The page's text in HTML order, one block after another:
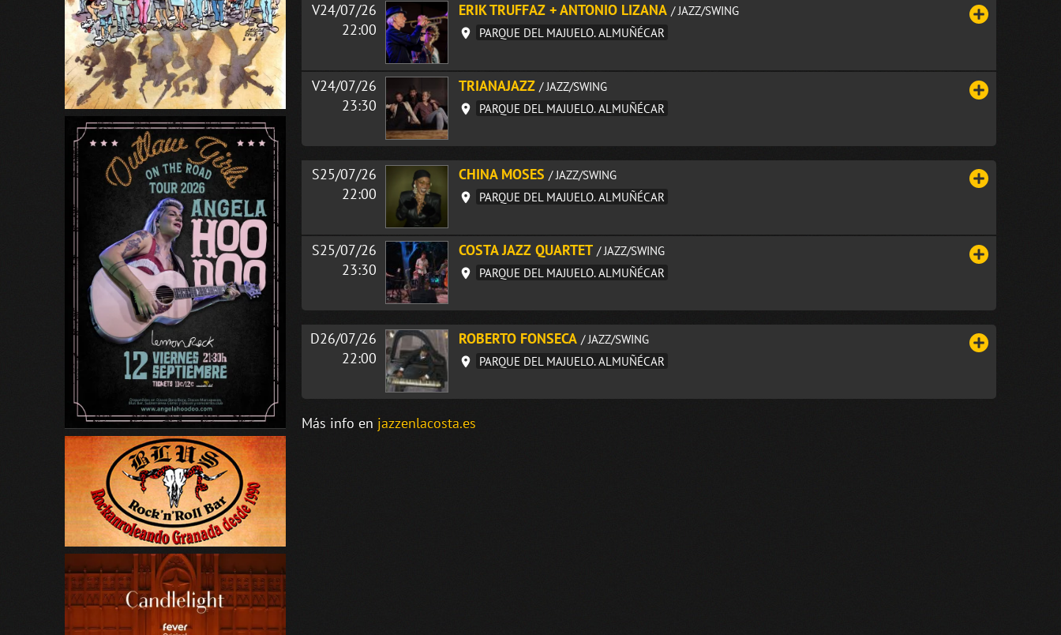
V24/07/26
22:00
ERIK TRUFFAZ + ANTONIO LIZANA / JAZZ/SWING
PARQUE DEL MAJUELO. ALMUÑÉCAR
V24/07/26
23:30
TRIANAJAZZ / JAZZ/SWING
PARQUE DEL MAJUELO. ALMUÑÉCAR
S25/07/26
22:00
CHINA MOSES / JAZZ/SWING
PARQUE DEL MAJUELO. ALMUÑÉCAR
S25/07/26
23:30
COSTA JAZZ QUARTET / JAZZ/SWING
PARQUE DEL MAJUELO. ALMUÑÉCAR
D26/07/26
22:00
ROBERTO FONSECA / JAZZ/SWING
PARQUE DEL MAJUELO. ALMUÑÉCAR
Más info en jazzenlacosta.es